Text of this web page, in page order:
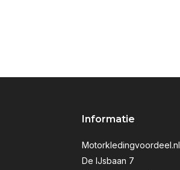
Informatie
Motorkledingvoordeel.nl
De IJsbaan 7